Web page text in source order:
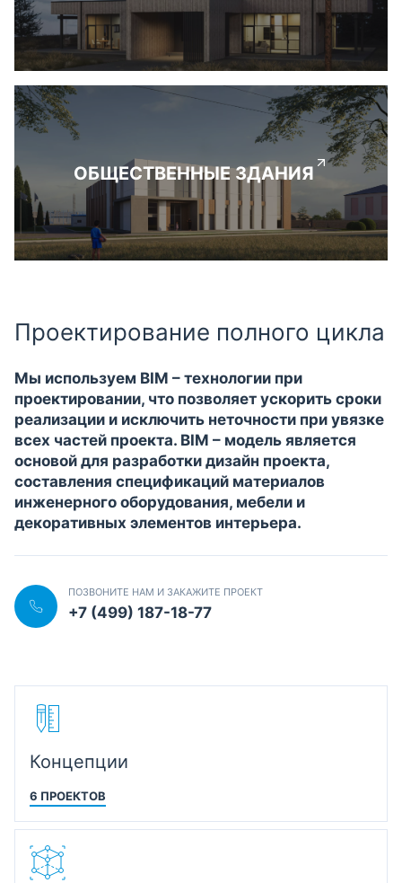
ОБЩЕСТВЕННЫЕ ЗДАНИЯ
Проектирование полного цикла
Мы используем BIM – технологии при
проектировании, что позволяет ускорить сроки
реализации и исключить неточности при увязке
всех частей проекта. BIM – модель является
основой для разработки дизайн проекта,
составления спецификаций материалов
инженерного оборудования, мебели и
декоративных элементов интерьера.
ПОЗВОНИТЕ НАМ И ЗАКАЖИТЕ ПРОЕКТ
+7 (499) 187-18-77
Концепции
6 ПРОЕКТОВ